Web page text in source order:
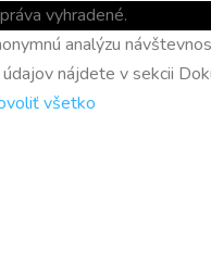
vyhradené.
analýzu
nájdete v sekcii
všetko